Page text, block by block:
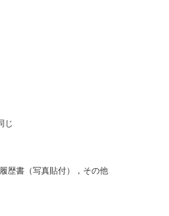
じ
歴書（写真貼付），その他